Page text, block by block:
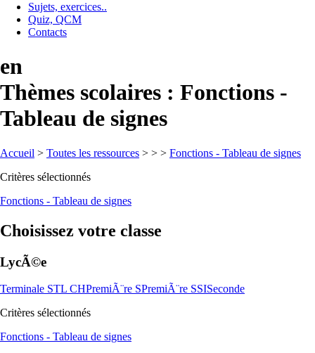
Sujets, exercices..
Quiz, QCM
Contacts
en
Thèmes scolaires : Fonctions -
Tableau de signes
Accueil > Toutes les ressources > > > Fonctions - Tableau de signes
Critères sélectionnés
Fonctions - Tableau de signes
Choisissez votre classe
LycÃ©e
Terminale STL CHPremiÃ¨re SPremiÃ¨re SSISeconde
Critères sélectionnés
Fonctions - Tableau de signes